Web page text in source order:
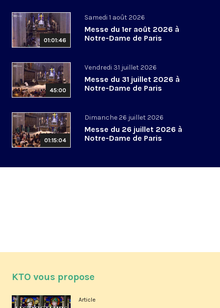
01:01:46
Samedi 1 août 2026
Messe du 1er août 2026 à
Notre-Dame de Paris
45:00
Vendredi 31 juillet 2026
Messe du 31 juillet 2026 à
Notre-Dame de Paris
01:15:04
Dimanche 26 juillet 2026
Messe du 26 juillet 2026 à
Notre-Dame de Paris
KTO vous propose
Article